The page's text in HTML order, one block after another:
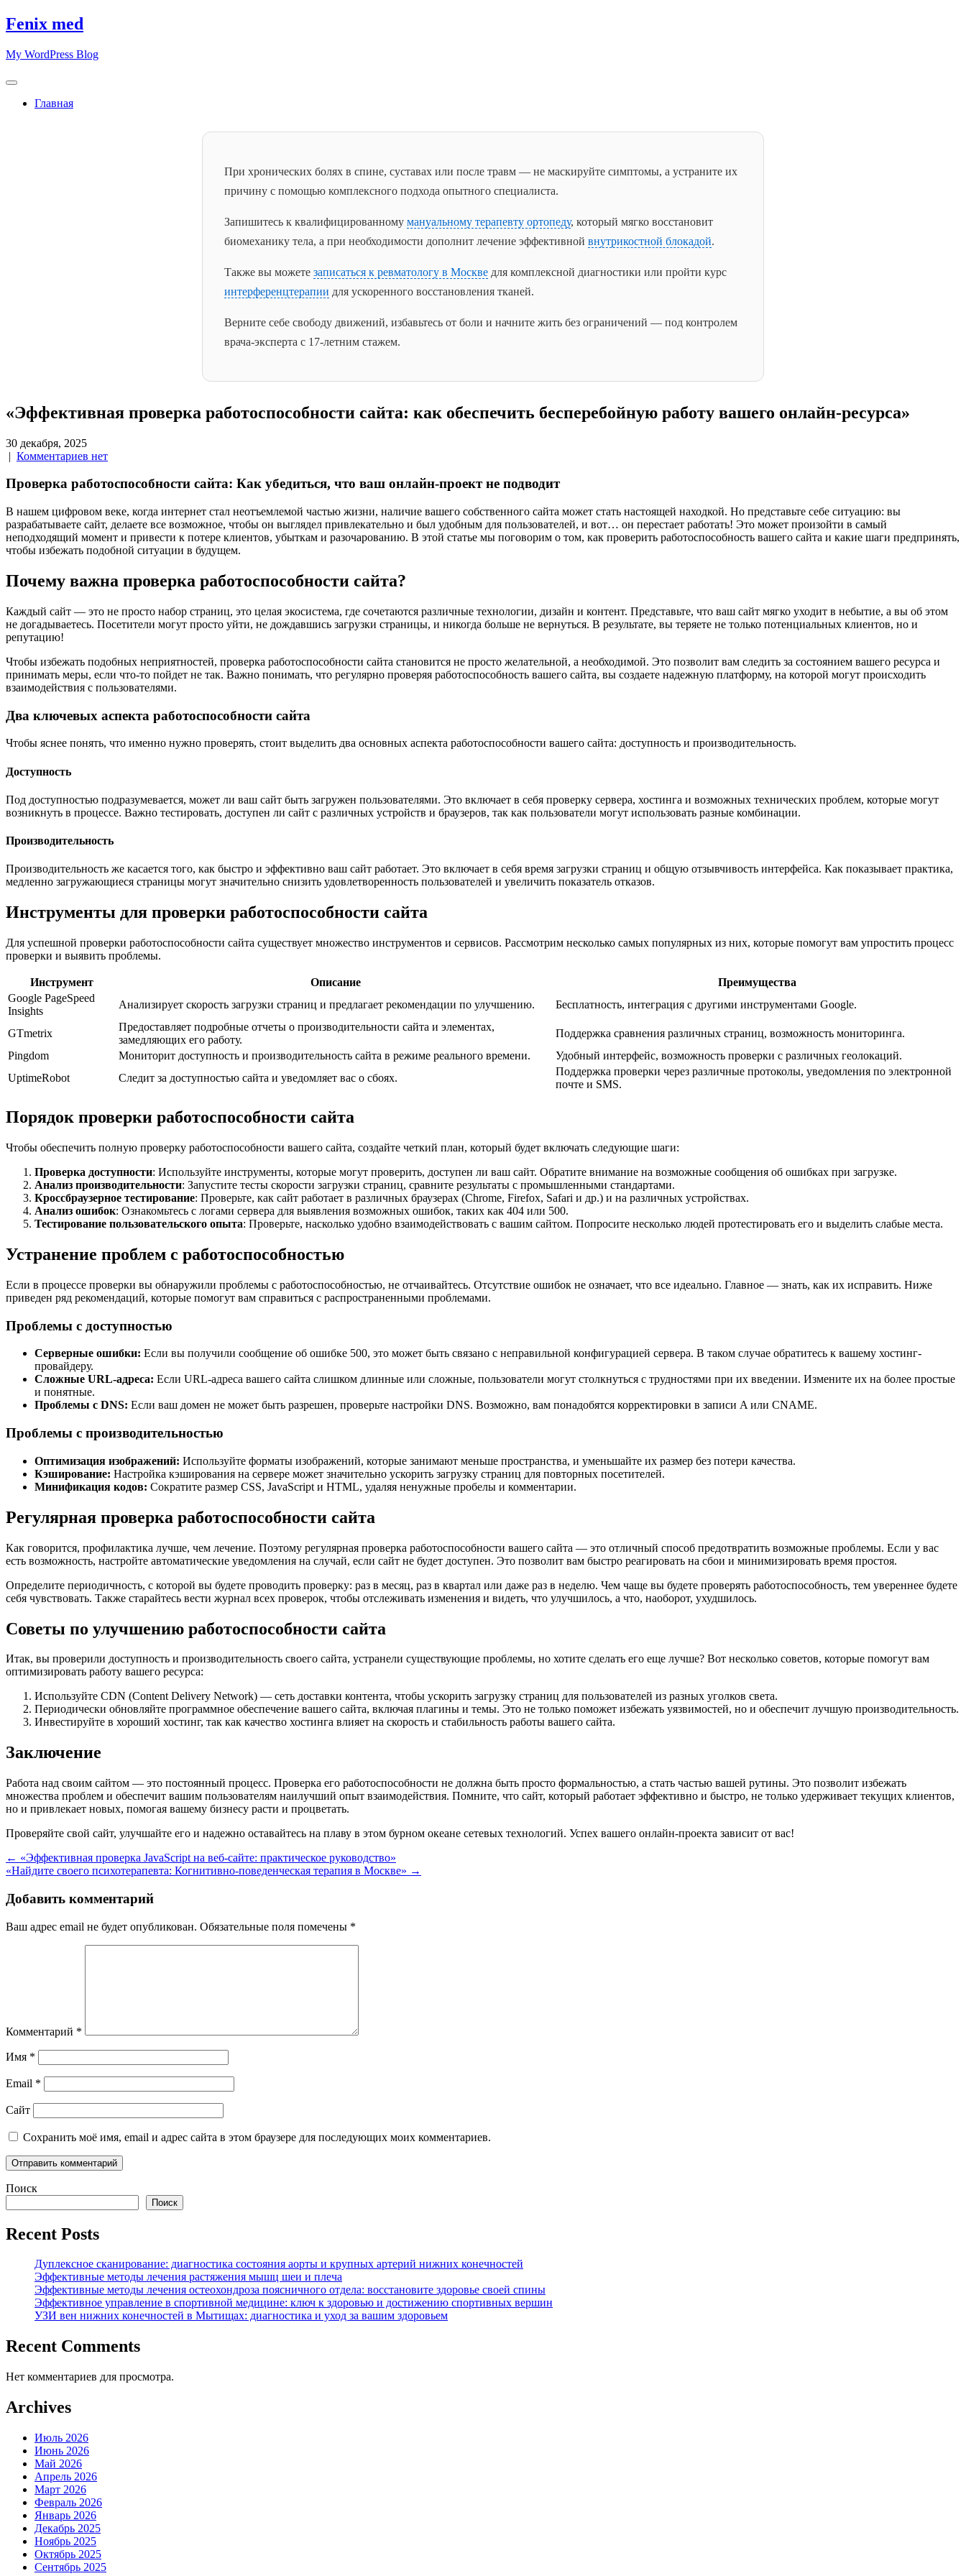
Skip
to
Fenix med
My WordPress Blog
Главная
При хронических болях в спине, суставах или после травм — не маскируйте симптомы, а устраните их
причину с помощью комплексного подхода опытного специалиста.
Запишитесь к квалифицированному мануальному терапевту ортопеду, который мягко восстановит
биомеханику тела, а при необходимости дополнит лечение эффективной внутрикостной блокадой.
Также вы можете записаться к ревматологу в Москве для комплексной диагностики или пройти курс
интерференцтерапии для ускоренного восстановления тканей.
Верните себе свободу движений, избавьтесь от боли и начните жить без ограничений — под контролем
врача-эксперта с 17-летним стажем.
«Эффективная проверка работоспособности сайта: как обеспечить бесперебойную работу вашего онлайн-ресурса»
30 декабря, 2025
| Комментариев нет
Проверка работоспособности сайта: Как убедиться, что ваш онлайн-проект не подводит
В нашем цифровом веке, когда интернет стал неотъемлемой частью жизни, наличие вашего собственного сайта может стать настоящей находкой. Но представьте себе ситуацию: вы
разрабатываете сайт, делаете все возможное, чтобы он выглядел привлекательно и был удобным для пользователей, и вот… он перестает работать! Это может произойти в самый
неподходящий момент и привести к потере клиентов, убыткам и разочарованию. В этой статье мы поговорим о том, как проверить работоспособность вашего сайта и какие шаги предпринять,
чтобы избежать подобной ситуации в будущем.
Почему важна проверка работоспособности сайта?
Каждый сайт — это не просто набор страниц, это целая экосистема, где сочетаются различные технологии, дизайн и контент. Представьте, что ваш сайт мягко уходит в небытие, а вы об этом
не догадываетесь. Посетители могут просто уйти, не дождавшись загрузки страницы, и никогда больше не вернуться. В результате, вы теряете не только потенциальных клиентов, но и
репутацию!
Чтобы избежать подобных неприятностей, проверка работоспособности сайта становится не просто желательной, а необходимой. Это позволит вам следить за состоянием вашего ресурса и
принимать меры, если что-то пойдет не так. Важно понимать, что регулярно проверяя работоспособность вашего сайта, вы создаете надежную платформу, на которой могут происходить
взаимодействия с пользователями.
Два ключевых аспекта работоспособности сайта
Чтобы яснее понять, что именно нужно проверять, стоит выделить два основных аспекта работоспособности вашего сайта: доступность и производительность.
Доступность
Под доступностью подразумевается, может ли ваш сайт быть загружен пользователями. Это включает в себя проверку сервера, хостинга и возможных технических проблем, которые могут
возникнуть в процессе. Важно тестировать, доступен ли сайт с различных устройств и браузеров, так как пользователи могут использовать разные комбинации.
Производительность
Производительность же касается того, как быстро и эффективно ваш сайт работает. Это включает в себя время загрузки страниц и общую отзывчивость интерфейса. Как показывает практика,
медленно загружающиеся страницы могут значительно снизить удовлетворенность пользователей и увеличить показатель отказов.
Инструменты для проверки работоспособности сайта
Для успешной проверки работоспособности сайта существует множество инструментов и сервисов. Рассмотрим несколько самых популярных из них, которые помогут вам упростить процесс
проверки и выявить проблемы.
Инструмент Описание
Преимущества
Google PageSpeed
Insights
Анализирует скорость загрузки страниц и предлагает рекомендации по улучшению. Бесплатность, интеграция с другими инструментами Google.
GTmetrix
Предоставляет подробные отчеты о производительности сайта и элементах,
замедляющих его работу.
Поддержка сравнения различных страниц, возможность мониторинга.
Pingdom
Мониторит доступность и производительность сайта в режиме реального времени.
Удобный интерфейс, возможность проверки с различных геолокаций.
UptimeRobot
Следит за доступностью сайта и уведомляет вас о сбоях.
Поддержка проверки через различные протоколы, уведомления по электронной
почте и SMS.
Порядок проверки работоспособности сайта
Чтобы обеспечить полную проверку работоспособности вашего сайта, создайте четкий план, который будет включать следующие шаги:
Проверка доступности: Используйте инструменты, которые могут проверить, доступен ли ваш сайт. Обратите внимание на возможные сообщения об ошибках при загрузке.
Анализ производительности: Запустите тесты скорости загрузки страниц, сравните результаты с промышленными стандартами.
Кроссбраузерное тестирование: Проверьте, как сайт работает в различных браузерах (Chrome, Firefox, Safari и др.) и на различных устройствах.
Анализ ошибок: Ознакомьтесь с логами сервера для выявления возможных ошибок, таких как 404 или 500.
Тестирование пользовательского опыта: Проверьте, насколько удобно взаимодействовать с вашим сайтом. Попросите несколько людей протестировать его и выделить слабые места.
Устранение проблем с работоспособностью
Если в процессе проверки вы обнаружили проблемы с работоспособностью, не отчаивайтесь. Отсутствие ошибок не означает, что все идеально. Главное — знать, как их исправить. Ниже
приведен ряд рекомендаций, которые помогут вам справиться с распространенными проблемами.
Проблемы с доступностью
Серверные ошибки: Если вы получили сообщение об ошибке 500, это может быть связано с неправильной конфигурацией сервера. В таком случае обратитесь к вашему хостинг-
провайдеру.
Сложные URL-адреса: Если URL-адреса вашего сайта слишком длинные или сложные, пользователи могут столкнуться с трудностями при их введении. Измените их на более простые
и понятные.
Проблемы с DNS: Если ваш домен не может быть разрешен, проверьте настройки DNS. Возможно, вам понадобятся корректировки в записи A или CNAME.
Проблемы с производительностью
Оптимизация изображений: Используйте форматы изображений, которые занимают меньше пространства, и уменьшайте их размер без потери качества.
Кэширование: Настройка кэширования на сервере может значительно ускорить загрузку страниц для повторных посетителей.
Минификация кодов: Сократите размер CSS, JavaScript и HTML, удаляя ненужные пробелы и комментарии.
Регулярная проверка работоспособности сайта
Как говорится, профилактика лучше, чем лечение. Поэтому регулярная проверка работоспособности вашего сайта — это отличный способ предотвратить возможные проблемы. Если у вас
есть возможность, настройте автоматические уведомления на случай, если сайт не будет доступен. Это позволит вам быстро реагировать на сбои и минимизировать время простоя.
Определите периодичность, с которой вы будете проводить проверку: раз в месяц, раз в квартал или даже раз в неделю. Чем чаще вы будете проверять работоспособность, тем увереннее будете
себя чувствовать. Также старайтесь вести журнал всех проверок, чтобы отслеживать изменения и видеть, что улучшилось, а что, наоборот, ухудшилось.
Советы по улучшению работоспособности сайта
Итак, вы проверили доступность и производительность своего сайта, устранели существующие проблемы, но хотите сделать его еще лучше? Вот несколько советов, которые помогут вам
оптимизировать работу вашего ресурса:
Используйте CDN (Content Delivery Network) — сеть доставки контента, чтобы ускорить загрузку страниц для пользователей из разных уголков света.
Периодически обновляйте программное обеспечение вашего сайта, включая плагины и темы. Это не только поможет избежать уязвимостей, но и обеспечит лучшую производительность.
Инвестируйте в хороший хостинг, так как качество хостинга влияет на скорость и стабильность работы вашего сайта.
Заключение
Работа над своим сайтом — это постоянный процесс. Проверка его работоспособности не должна быть просто формальностью, а стать частью вашей рутины. Это позволит избежать
множества проблем и обеспечит вашим пользователям наилучший опыт взаимодействия. Помните, что сайт, который работает эффективно и быстро, не только удерживает текущих клиентов,
но и привлекает новых, помогая вашему бизнесу расти и процветать.
Проверяйте свой сайт, улучшайте его и надежно оставайтесь на плаву в этом бурном океане сетевых технологий. Успех вашего онлайн-проекта зависит от вас!
Навигация
по
записям
← «Эффективная проверка JavaScript на веб-сайте: практическое руководство»
«Найдите своего психотерапевта: Когнитивно-поведенческая терапия в Москве» →
Добавить комментарий
Ваш адрес email не будет опубликован. Обязательные поля помечены *
Комментарий *
Имя *
Email *
Сайт
Сохранить моё имя, email и адрес сайта в этом браузере для последующих моих комментариев.
Поиск
Поиск
Recent Posts
Дуплексное сканирование: диагностика состояния аорты и крупных артерий нижних конечностей
Эффективные методы лечения растяжения мышц шеи и плеча
Эффективные методы лечения остеохондроза поясничного отдела: восстановите здоровье своей спины
Эффективное управление в спортивной медицине: ключ к здоровью и достижению спортивных вершин
УЗИ вен нижних конечностей в Мытищах: диагностика и уход за вашим здоровьем
Recent Comments
Нет комментариев для просмотра.
Archives
Июль 2026
Июнь 2026
Май 2026
Апрель 2026
Март 2026
Февраль 2026
Январь 2026
Декабрь 2025
Ноябрь 2025
Октябрь 2025
Сентябрь 2025